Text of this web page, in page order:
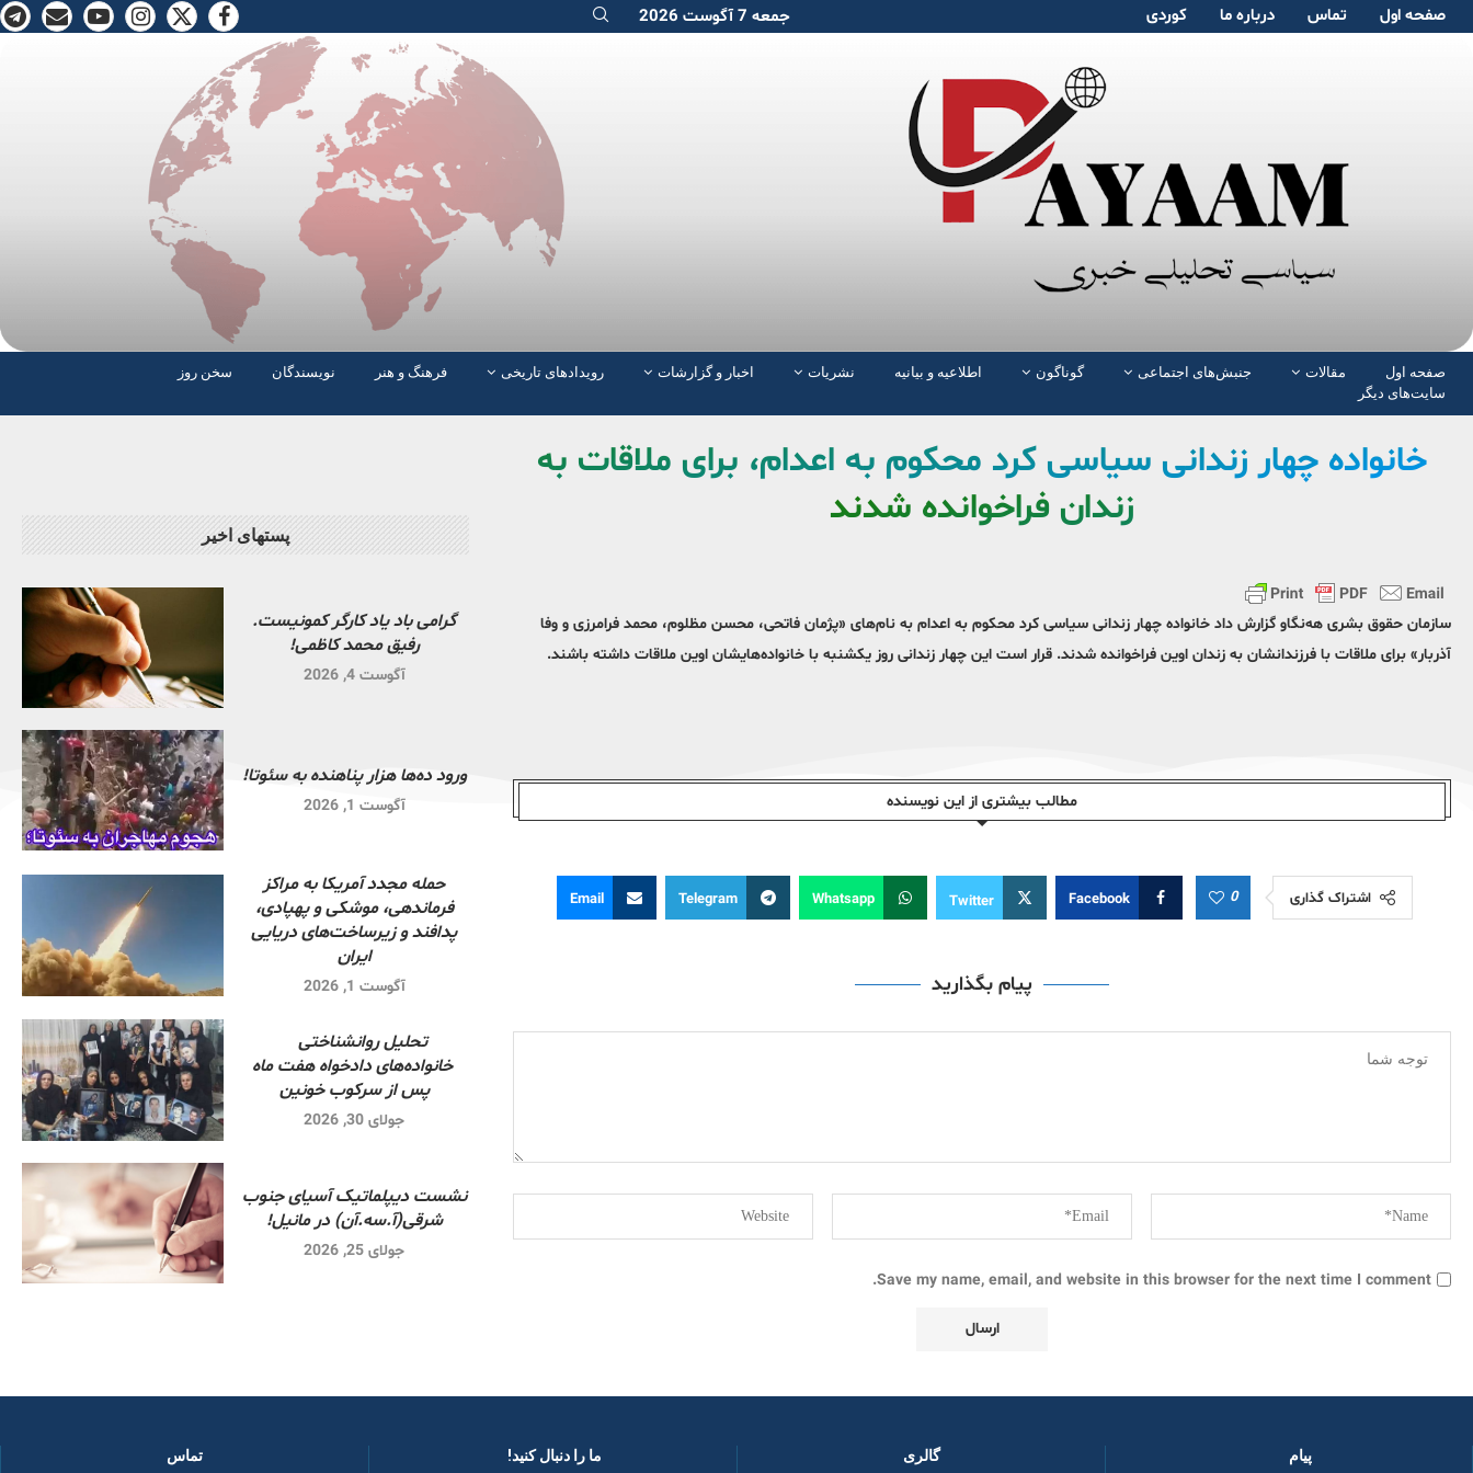
صفحە اول تماس دربارە ما کوردی جمعه 7 آگوست 2026
صفحە اول مقالات جنبش‌های اجتماعی گوناگون اطلاعیه و بیانیه نشریات اخبار و گزارشات رویدادهای تاریخی فرهنگ و هنر نویسندگان
سخن روز
سایت‌های دیگر
خانواده چهار زندانی سیاسی کرد محکوم به اعدام، برای ملاقات به
زندان فراخوانده شدند
سازمان حقوق بشری هه‌نگاو گزارش داد خانواده چهار زندانی سیاسی کرد محکوم به اعدام به نام‌های «پژمان فاتحی، محسن مظلوم، محمد فرامرزی و وفا
آذربار» برای ملاقات با فرزندانشان به زندان اوین فراخوانده شدند. قرار است این چهار زندانی روز یکشنبه با خانواده‌هایشان اوین ملاقات داشته باشند.
مطالب بیشتری از این نویسندە
اشتراک گذاری 0
Facebook
Twitter
Whatsapp
Telegram
Email
پیام بگذارید
Save my name, email, and website in this browser for the next time I comment.
پستهای اخیر
گرامی باد یاد کارگر کمونیست.
رفیق محمد کاظمی!
آگوست 4, 2026
ورود ده‌ها هزار پناهنده به سئوتا!
آگوست 1, 2026
حمله مجدد آمریکا به مراکز
فرماندهی، موشکی و پهپادی،
پدافند و زیرساخت‌های دریایی
ایران
آگوست 1, 2026
تحلیل روانشناختی
خانواده‌های دادخواه هفت ماه
پس از سرکوب خونین
جولای 30, 2026
نشست دیپلماتیک آسیای جنوب
شرقی‌(آ.سه.آن) در مانیل!
جولای 25, 2026
پیام گالری ما را دنبال کنید! ​ تماس